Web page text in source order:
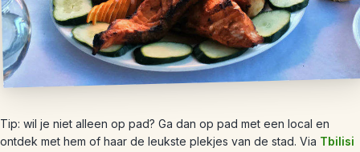
Tip: wil je niet alleen op pad? Ga dan op pad met een local en
ontdek met hem of haar de leukste plekjes van de stad. Via Tbilisi